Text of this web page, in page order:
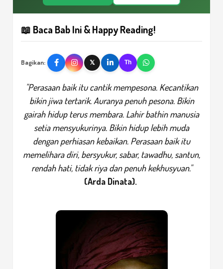
📖 Baca Bab Ini & Happy Reading!
Bagikan: 𝕏 Th
"Perasaan baik itu cantik mempesona. Kecantikan
bikin jiwa tertarik. Auranya penuh pesona. Bikin
gairah hidup terus membara. Lahir bathin manusia
setia mensyukurinya. Bikin hidup lebih muda
dengan perhiasan kebaikan. Perasaan baik itu
memelihara diri, bersyukur, sabar, tawadhu, santun,
rendah hati, tidak riya dan penuh kekhusyuan."
(Arda Dinata).